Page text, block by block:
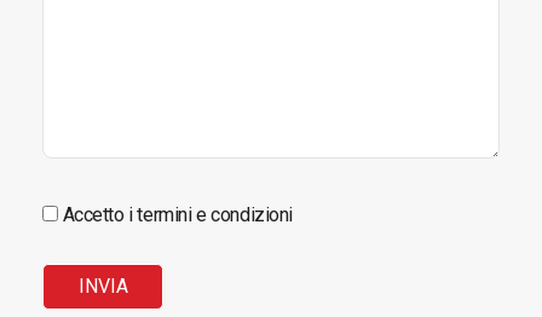
Accetto i termini e condizioni